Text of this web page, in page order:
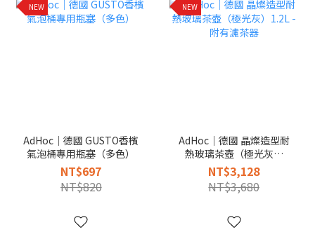
NEW
AdHoc｜德國 GUSTO香檳
氣泡桶專用瓶塞（多色）
NT$697
NT$820
NEW
AdHoc｜德國 晶燦造型耐
熱玻璃茶壺（極光灰）
1.2L - 附有濾茶器
NT$3,128
NT$3,680